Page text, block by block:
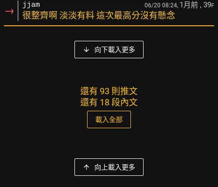
→ jjam 06/20 08:24, 1月前 , 39F
很整齊啊 淡淡有料 這次最高分沒有懸念
向下載入更多
還有 93 則推文
還有 18 段內文
載入全部
向上載入更多